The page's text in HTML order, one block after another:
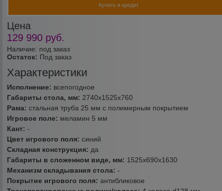
Наличие: под заказ
Остаток: Под заказ
Характеристики
Исполнение: всепогодное
Габариты стола, мм: 2740х1525х760
Рама:стальная труба 25 мм с полимерным покрытием
Игровое поле: меламин 5 мм
Кант:-
Цвет игрового поля:синий
Складная конструкция: да
Габариты в сложенном виде, мм: 1525х690х1630
Механизм складывания стола:-
Покрытие игрового поля:антибликовое
Цена
129 990 руб.
Купить в кредит